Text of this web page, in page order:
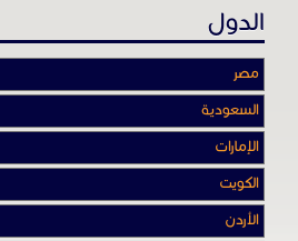
الدول